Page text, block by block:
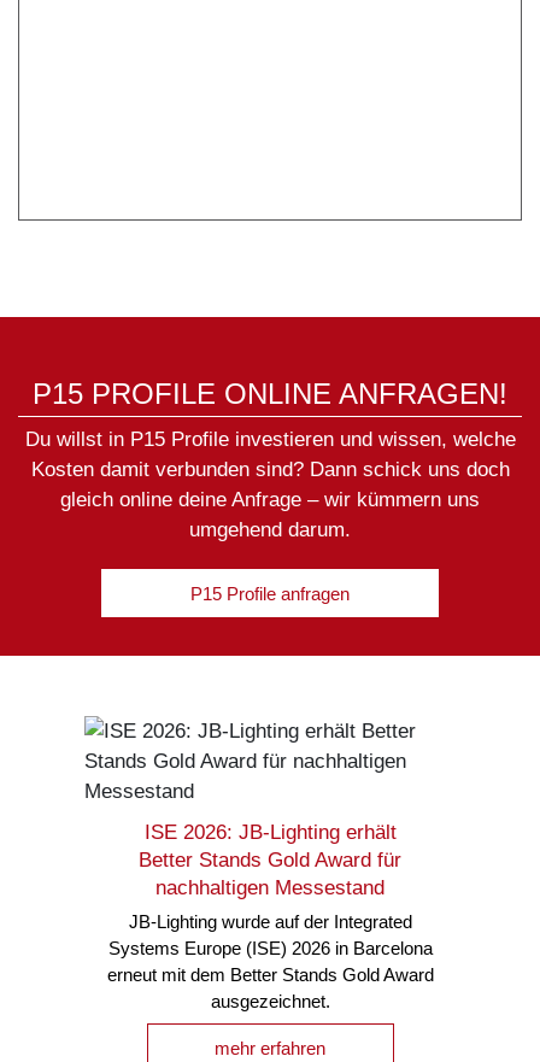
P15 PROFILE ONLINE ANFRAGEN!
Du willst in P15 Profile investieren und wissen, welche
Kosten damit verbunden sind? Dann schick uns doch
gleich online deine Anfrage – wir kümmern uns
umgehend darum.
P15 Profile anfragen
ISE 2026: JB-Lighting erhält
Better Stands Gold Award für
nachhaltigen Messestand
JB-Lighting wurde auf der Integrated
Systems Europe (ISE) 2026 in Barcelona
erneut mit dem Better Stands Gold Award
ausgezeichnet.
mehr erfahren